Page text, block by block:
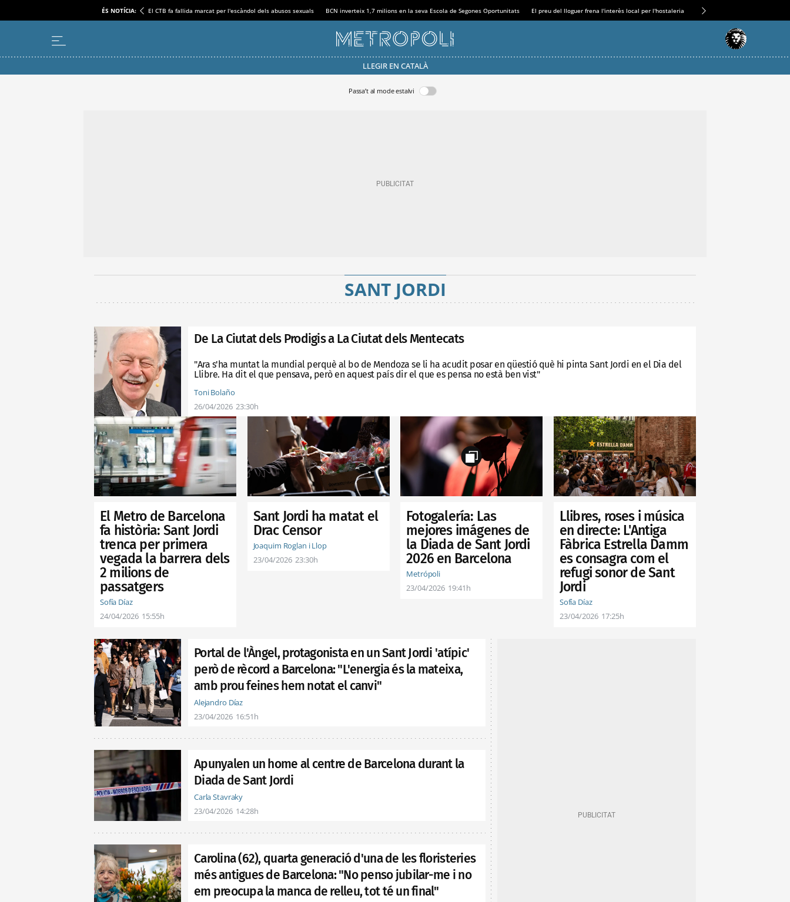
ÉS NOTÍCIA: El CTB fa fallida marcat per l'escàndol dels abusos sexuals BCN inverteix 1,7 milions en la seva Escola de Segones Oportunitats El preu del lloguer frena l'interès local per l'hostaleria L'engranatge ‘complicat’
LLEGIR EN CATALÀ
Passa’t al mode estalvi
SANT JORDI
De La Ciutat dels Prodigis a La Ciutat dels Mentecats
"Ara s'ha muntat la mundial perquè al bo de Mendoza se li ha acudit posar en qüestió què hi pinta Sant Jordi en el Dia del
Llibre. Ha dit el que pensava, però en aquest país dir el que es pensa no està ben vist"
Toni Bolaño
26/04/2026 23:30h
El Metro de Barcelona
fa història: Sant Jordi
trenca per primera
vegada la barrera dels
2 milions de
passatgers
Sofía Díaz
24/04/2026 15:55h
Sant Jordi ha matat el
Drac Censor
Joaquim Roglan i Llop
23/04/2026 23:30h
Fotogalería: Las
mejores imágenes de
la Diada de Sant Jordi
2026 en Barcelona
Metrópoli
23/04/2026 19:41h
Llibres, roses i música
en directe: L'Antiga
Fàbrica Estrella Damm
es consagra com el
refugi sonor de Sant
Jordi
Sofía Díaz
23/04/2026 17:25h
Portal de l'Àngel, protagonista en un Sant Jordi 'atípic'
però de rècord a Barcelona: "L'energia és la mateixa,
amb prou feines hem notat el canvi"
Alejandro Díaz
23/04/2026 16:51h
Apunyalen un home al centre de Barcelona durant la
Diada de Sant Jordi
Carla Stavraky
23/04/2026 14:28h
Carolina (62), quarta generació d'una de les floristeries
més antigues de Barcelona: "No penso jubilar-me i no
em preocupa la manca de relleu, tot té un final"